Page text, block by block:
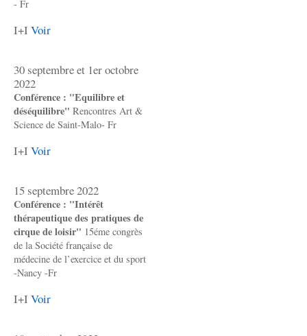
- Fr
I+I Voir
30 septembre et 1er octobre
2022
Conférence : "Equilibre et
déséquilibre" Rencontres Art &
Science de Saint-Malo- Fr
I+I Voir
15 septembre 2022
Conférence : "Intérêt
thérapeutique des pratiques de
cirque de loisir" 15éme congrès
de la Société française de
médecine de l’exercice et du sport
-Nancy -Fr
I+I Voir